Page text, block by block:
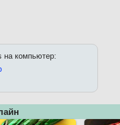
на компьютер: